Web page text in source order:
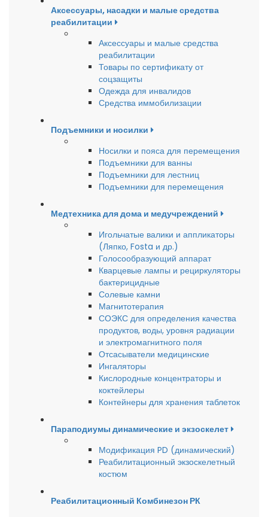
Аксессуары, насадки и малые средства
реабилитации
Аксессуары и малые средства
реабилитации
Товары по сертификату от
соцзащиты
Одежда для инвалидов
Средства иммобилизации
Подъемники и носилки
Носилки и пояса для перемещения
Подъемники для ванны
Подъемники для лестниц
Подъемники для перемещения
Медтехника для дома и медучреждений
Игольчатые валики и аппликаторы
(Ляпко, Fosta и др.)
Голосообразующий аппарат
Кварцевые лампы и рециркуляторы
бактерицидные
Солевые камни
Магнитотерапия
СОЭКС для определения качества
продуктов, воды, уровня радиации
и электромагнитного поля
Отсасыватели медицинские
Ингаляторы
Кислородные концентраторы и
коктейлеры
Контейнеры для хранения таблеток
Параподиумы динамические и экзоскелет
Модификация PD (динамический)
Реабилитационный экзоскелетный
костюм
Реабилитационный Комбинезон РК